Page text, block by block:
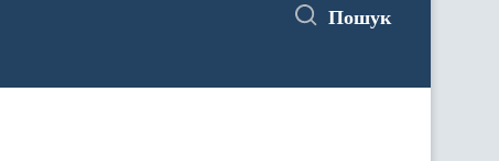
Пошук
у засіданнях комітетів Верховної Ради України